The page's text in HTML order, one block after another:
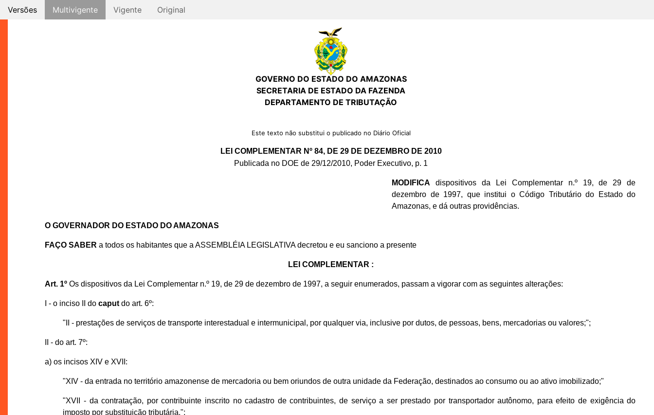
Versões Multivigente Vigente Original
GOVERNO DO ESTADO DO AMAZONAS
SECRETARIA DE ESTADO DA FAZENDA
DEPARTAMENTO DE TRIBUTAÇÃO
Este texto não substitui o publicado no Diário Oficial
LEI COMPLEMENTAR Nº 84, DE 29 DE DEZEMBRO DE 2010
Publicada no DOE de 29/12/2010, Poder Executivo, p. 1
MODIFICA dispositivos da Lei Complementar n.º 19, de 29 de
dezembro de 1997, que institui o Código Tributário do Estado do
Amazonas, e dá outras providências.
O GOVERNADOR DO ESTADO DO AMAZONAS
FAÇO SABER a todos os habitantes que a ASSEMBLÉIA LEGISLATIVA decretou e eu sanciono a presente
LEI COMPLEMENTAR :
Art. 1ºOs dispositivos da Lei Complementar n.º 19, de 29 de dezembro de 1997, a seguir enumerados, passam a vigorar com as seguintes alterações:
I - o inciso II do caputdo art. 6º:
"II - prestações de serviços de transporte interestadual e intermunicipal, por qualquer via, inclusive por dutos, de pessoas, bens, mercadorias ou valores;";
II - do art. 7º:
a) os incisos XIV e XVII:
"XIV - da entrada no território amazonense de mercadoria ou bem oriundos de outra unidade da Federação, destinados ao consumo ou ao ativo imobilizado;"
"XVII - da contratação, por contribuinte inscrito no cadastro de contribuintes, de serviço a ser prestado por transportador autônomo, para efeito de exigência do
imposto por substituição tributária.";